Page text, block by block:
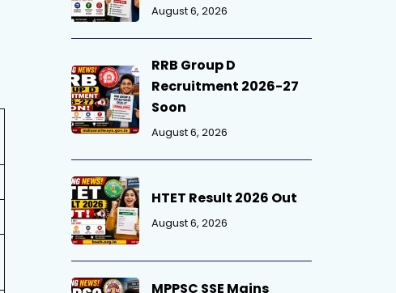
August 6, 2026
RRB Group D
Recruitment 2026-27
Soon
August 6, 2026
HTET Result 2026 Out
August 6, 2026
MPPSC SSE Mains